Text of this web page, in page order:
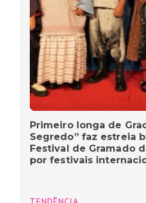
Primeiro longa de
Segredo” faz estreia
Festival de Gramado
por festivais